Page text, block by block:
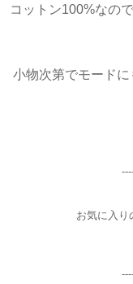
コットン100%なの
小物次第でモード
お気に入り